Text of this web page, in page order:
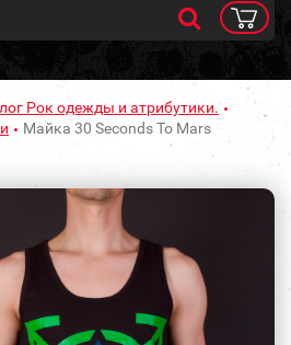
Рок одежды и атрибутики.
Майка 30 Seconds To Mars